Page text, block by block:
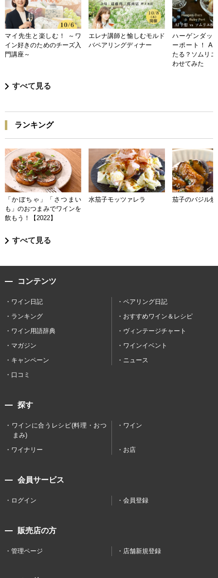
マイ先生と楽しむ！ ～ワ
イン好きのためのチーズ入
門講座～
エレナ講師と愉しむモルド
バペアリングディナー
ハーゲンダッ
ーポート！ AI
たる？ソムリ
わせてみた
すべて見る
ランキング
「かぼちゃ」「さつまい
も」のおつまみでワインを
飲もう！【2022】
水茄子モッツァレラ 茄子のバジル炒
すべて見る
コンテンツ
ワイン日記
ペアリング日記
ランキング
おすすめワイン＆レシピ
ワイン用語辞典
ヴィンテージチャート
マガジン
ワインイベント
キャンペーン
ニュース
口コミ
探す
ワインに合うレシピ(料理・おつ
まみ)
ワイン
ワイナリー お店
会員サービス
ログイン 会員登録
販売店の方
管理ページ 店舗新規登録